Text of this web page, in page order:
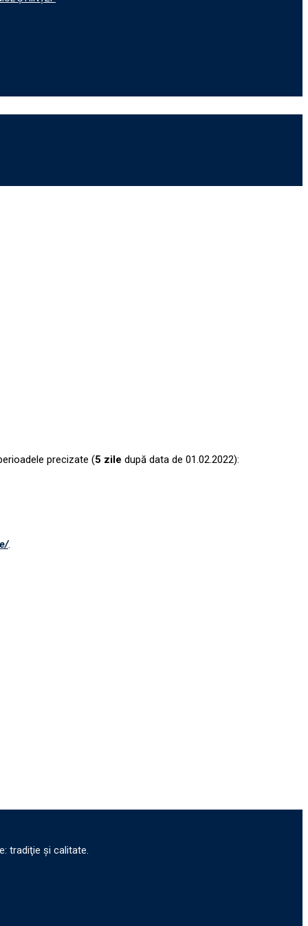
precizate (5 zile după data de 01.02.2022):
.
tradiţie şi calitate.